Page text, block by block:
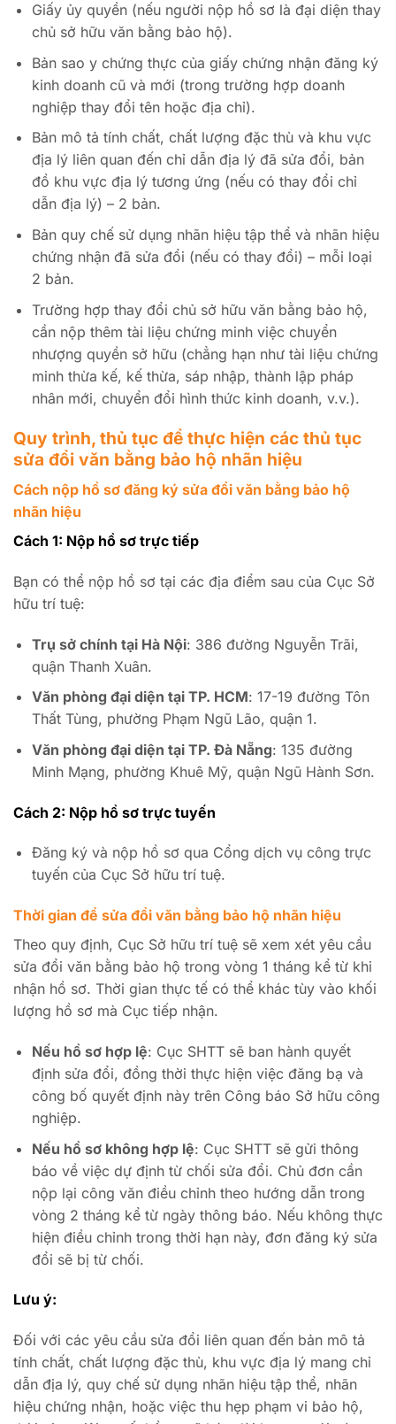
Giấy ủy quyền (nếu người nộp hồ sơ là đại diện thay
chủ sở hữu văn bằng bảo hộ).
Bản sao y chứng thực của giấy chứng nhận đăng ký
kinh doanh cũ và mới (trong trường hợp doanh
nghiệp thay đổi tên hoặc địa chỉ).
Bản mô tả tính chất, chất lượng đặc thù và khu vực
địa lý liên quan đến chỉ dẫn địa lý đã sửa đổi, bản
đồ khu vực địa lý tương ứng (nếu có thay đổi chỉ
dẫn địa lý) – 2 bản.
Bản quy chế sử dụng nhãn hiệu tập thể và nhãn hiệu
chứng nhận đã sửa đổi (nếu có thay đổi) – mỗi loại
2 bản.
Trường hợp thay đổi chủ sở hữu văn bằng bảo hộ,
cần nộp thêm tài liệu chứng minh việc chuyển
nhượng quyền sở hữu (chẳng hạn như tài liệu chứng
minh thừa kế, kế thừa, sáp nhập, thành lập pháp
nhân mới, chuyển đổi hình thức kinh doanh, v.v.).
Quy trình, thủ tục để thực hiện các thủ tục
sửa đổi văn bằng bảo hộ nhãn hiệu
Cách nộp hồ sơ đăng ký sửa đổi văn bằng bảo hộ
nhãn hiệu
Cách 1: Nộp hồ sơ trực tiếp
Bạn có thể nộp hồ sơ tại các địa điểm sau của Cục Sở
hữu trí tuệ:
Trụ sở chính tại Hà Nội: 386 đường Nguyễn Trãi,
quận Thanh Xuân.
Văn phòng đại diện tại TP. HCM: 17-19 đường Tôn
Thất Tùng, phường Phạm Ngũ Lão, quận 1.
Văn phòng đại diện tại TP. Đà Nẵng: 135 đường
Minh Mạng, phường Khuê Mỹ, quận Ngũ Hành Sơn.
Cách 2: Nộp hồ sơ trực tuyến
Đăng ký và nộp hồ sơ qua Cổng dịch vụ công trực
tuyến của Cục Sở hữu trí tuệ.
Thời gian để sửa đổi văn bằng bảo hộ nhãn hiệu
Theo quy định, Cục Sở hữu trí tuệ sẽ xem xét yêu cầu
sửa đổi văn bằng bảo hộ trong vòng 1 tháng kể từ khi
nhận hồ sơ. Thời gian thực tế có thể khác tùy vào khối
lượng hồ sơ mà Cục tiếp nhận.
Nếu hồ sơ hợp lệ: Cục SHTT sẽ ban hành quyết
định sửa đổi, đồng thời thực hiện việc đăng bạ và
công bố quyết định này trên Công báo Sở hữu công
nghiệp.
Nếu hồ sơ không hợp lệ: Cục SHTT sẽ gửi thông
báo về việc dự định từ chối sửa đổi. Chủ đơn cần
nộp lại công văn điều chỉnh theo hướng dẫn trong
vòng 2 tháng kể từ ngày thông báo. Nếu không thực
hiện điều chỉnh trong thời hạn này, đơn đăng ký sửa
đổi sẽ bị từ chối.
Lưu ý:
Đối với các yêu cầu sửa đổi liên quan đến bản mô tả
tính chất, chất lượng đặc thù, khu vực địa lý mang chỉ
dẫn địa lý, quy chế sử dụng nhãn hiệu tập thể, nhãn
hiệu chứng nhận, hoặc việc thu hẹp phạm vi bảo hộ,